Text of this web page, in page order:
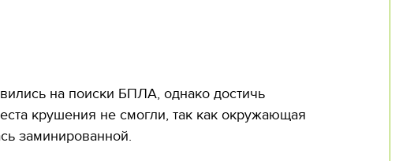
на поиски БПЛА, однако достичь
крушения не смогли, так как окружающая
заминированной.